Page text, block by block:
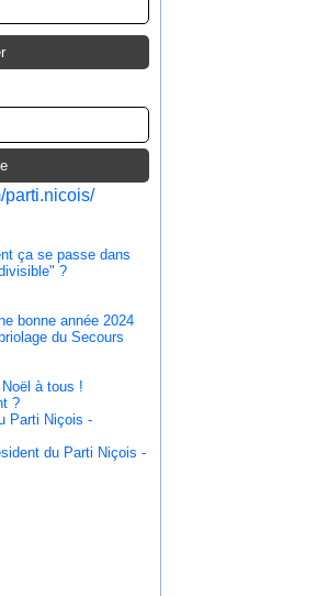
parti.nicois/
ça se passe dans
?
bonne année 2024
du Secours
à tous !
?
Parti Niçois -
du Parti Niçois -